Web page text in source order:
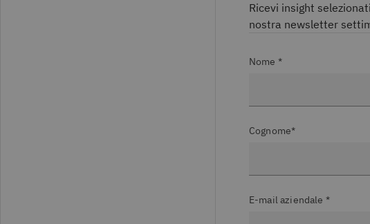
Ricevi insight
nostra newsletter
Nome *
Cognome*
E-mail aziendale *